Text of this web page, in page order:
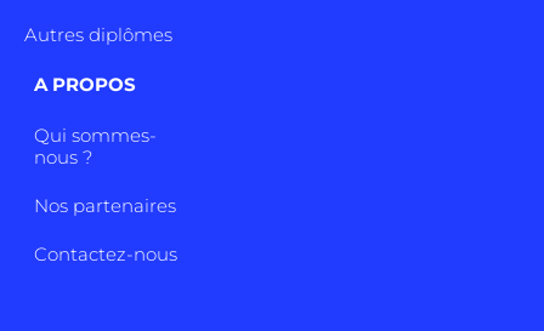
Autres diplômes
A PROPOS
Qui sommes-
nous ?
Nos partenaires
Contactez-nous